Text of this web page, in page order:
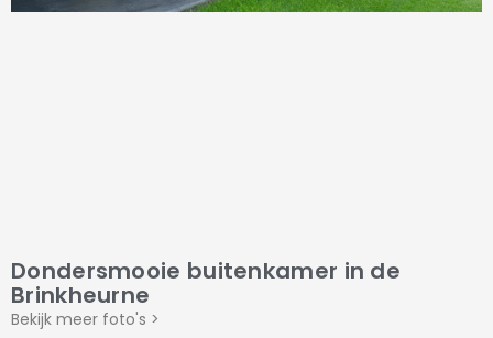
Dondersmooie buitenkamer in de
Brinkheurne
Bekijk meer foto's >